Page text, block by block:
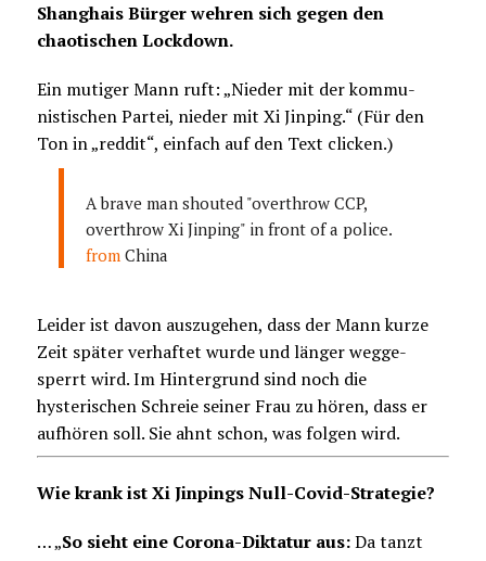
Shanghais Bürger wehren sich gegen den
chaotischen Lockdown.
Ein mutiger Mann ruft: „Nieder mit der kommu-
nistischen Partei, nieder mit Xi Jinping.“ (Für den
Ton in „reddit“, einfach auf den Text clicken.)
A brave man shouted "overthrow CCP,
overthrow Xi Jinping" in front of a police.
from China
Leider ist davon auszugehen, dass der Mann kurze
Zeit später verhaftet wurde und länger wegge-
sperrt wird. Im Hintergrund sind noch die
hysterischen Schreie seiner Frau zu hören, dass er
aufhören soll. Sie ahnt schon, was folgen wird.
Wie krank ist Xi Jinpings Null-Covid-Strategie?
… „So sieht eine Corona-Diktatur aus:Da tanzt